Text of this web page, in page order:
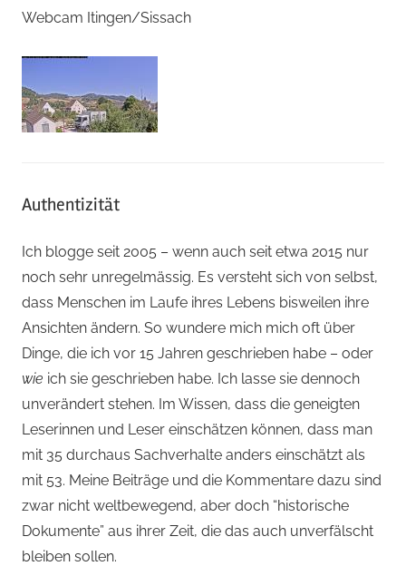
Webcam Itingen/Sissach
Authentizität
Ich blogge seit 2005 – wenn auch seit etwa 2015 nur
noch sehr unregelmässig. Es versteht sich von selbst,
dass Menschen im Laufe ihres Lebens bisweilen ihre
Ansichten ändern. So wundere mich mich oft über
Dinge, die ich vor 15 Jahren geschrieben habe – oder
wie ich sie geschrieben habe. Ich lasse sie dennoch
unverändert stehen. Im Wissen, dass die geneigten
Leserinnen und Leser einschätzen können, dass man
mit 35 durchaus Sachverhalte anders einschätzt als
mit 53. Meine Beiträge und die Kommentare dazu sind
zwar nicht weltbewegend, aber doch “historische
Dokumente” aus ihrer Zeit, die das auch unverfälscht
bleiben sollen.